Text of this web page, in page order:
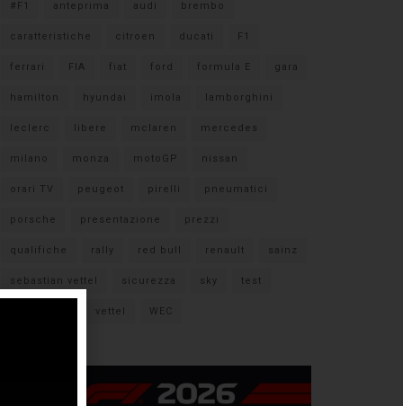
#F1 anteprima audi brembo
caratteristiche citroen ducati F1
ferrari FIA fiat ford formula E gara
hamilton hyundai imola lamborghini
leclerc libere mclaren mercedes
milano monza motoGP nissan
orari TV peugeot pirelli pneumatici
porsche presentazione prezzi
qualifiche rally red bull renault sainz
sebastian vettel sicurezza sky test
vettel WEC